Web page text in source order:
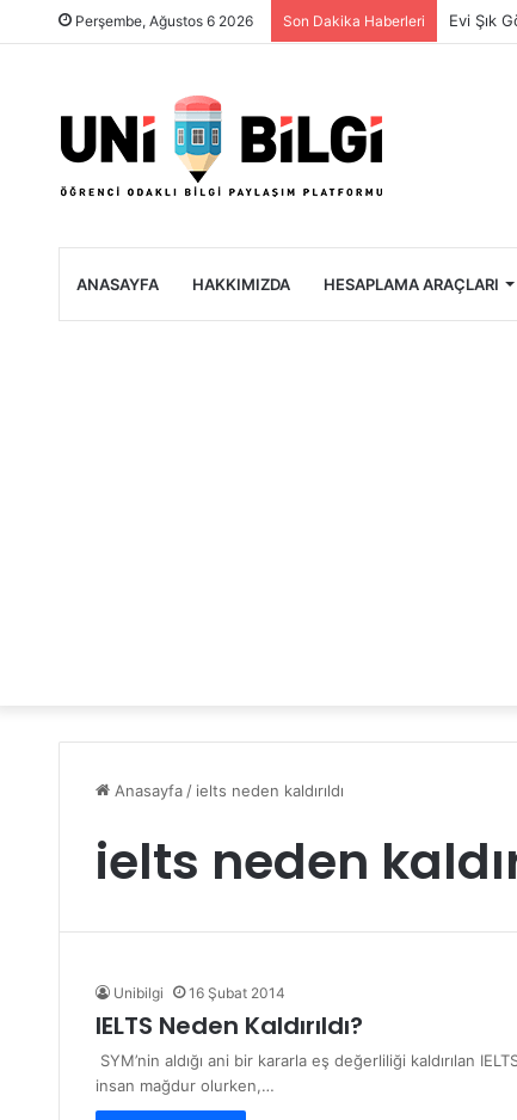
Perşembe, Ağustos 6 2026 Son Dakika Haberleri
ANASAYFA HAKKIMIZDA HESAPLAMA ARAÇLARI
Anasayfa / ielts neden kaldırıldı
ielts neden
Unibilgi 16 Şubat 2014
IELTS Neden Kaldırıldı?
SYM’nin aldığı ani bir kararla eş değerliliği kaldırılan
insan mağdur olurken,…